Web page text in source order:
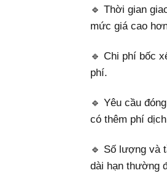
🔹 Thời gian
mức giá cao
🔹 Chi phí bốc
phí.
🔹 Yêu cầu
có thêm phí
🔹 Số lượng và
dài hạn thường